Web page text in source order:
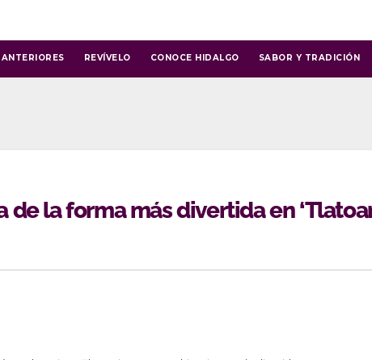
REVÍVELO CONOCE HIDALGO SABOR Y TRADICIÓN
de la forma más divertida en